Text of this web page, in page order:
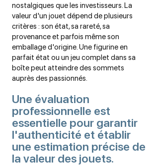
nostalgiques que les investisseurs. La
valeur d'un jouet dépend de plusieurs
critères : son état, sa rareté, sa
provenance et parfois même son
emballage d'origine. Une figurine en
parfait état ou un jeu complet dans sa
boîte peut atteindre des sommets
auprès des passionnés.
Une évaluation
professionnelle est
essentielle pour garantir
l'authenticité et établir
une estimation précise de
la valeur des jouets.